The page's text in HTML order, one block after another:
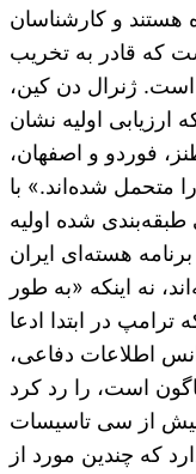
هستند و کارشناسان
که قادر به تخریب
ژنرال دن کین،
اولیه نشان
فوردو و اصفهان،
متحمل شده‌اند.» با
شده اولیه
هسته‌ای ایران
نه اینکه «به طور
ترامپ در ابتدا ادعا
اطلاعات دفاعی،
است، را رد کرد
بیش از سی تاسیسات
که چندین مورد از